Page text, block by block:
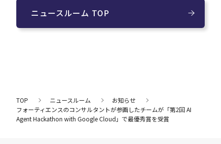
ニュースルーム TOP
TOP ニュースルーム
お知らせ
フォーティエンスのコンサルタントが参画したチームが「第2回 AI
Agent Hackathon with Google Cloud」で最優秀賞を受賞